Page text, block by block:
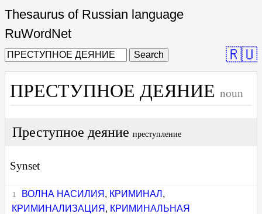
Thesaurus of Russian language
RuWordNet
Search 🇷🇺
ПРЕСТУПНОЕ ДЕЯНИЕ noun
Преступное деяние преступление
Synset
ВОЛНА НАСИЛИЯ , КРИМИНАЛ ,
КРИМИНАЛИЗАЦИЯ , КРИМИНАЛЬНАЯ